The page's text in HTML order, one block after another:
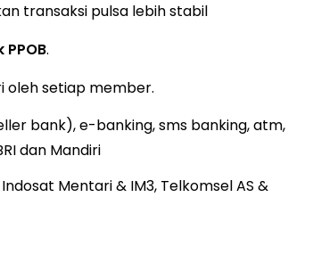
transaksi pulsa lebih stabil
.
oleh setiap member.
bank), e-banking, sms banking, atm,
dan Mandiri
Indosat Mentari & IM3, Telkomsel AS &